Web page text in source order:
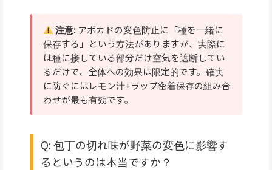
注意:アボカドの変色防止に「種を一緒に
保存する」という方法がありますが、実際に
は種に接している部分だけ空気を遮断してい
るだけで、全体への効果は限定的です。確実
に防ぐにはレモン汁+ラップ密着保存の組み合
わせが最も有効です。
Q: 包丁の切れ味が野菜の変色に影響す
るというのは本当ですか？